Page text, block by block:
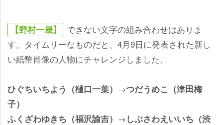
【野村一晟】
できない文字の組み合わせはありま
す。タイムリーなものだと、4月9日に発表された新し
い紙幣肖像の人物にチャレンジしました。
ひぐちいちよう（樋口一葉） →つだうめこ（津田梅
子）
ふくざわゆきち（福沢諭吉） →しぶさわえいいち（渋